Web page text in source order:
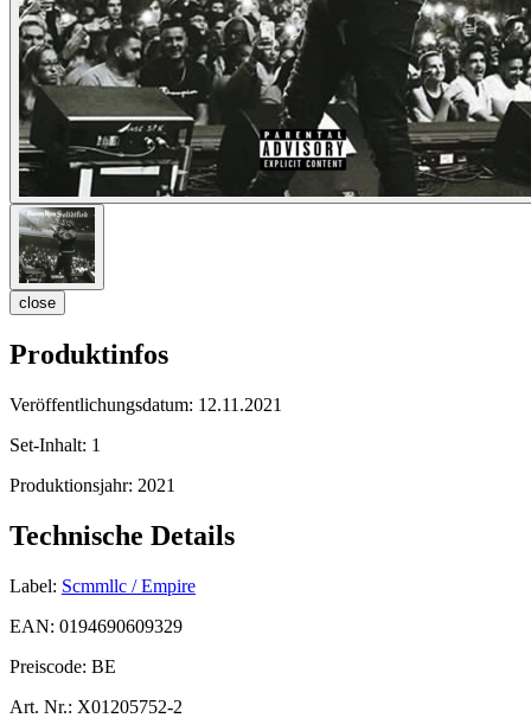
close
Produktinfos
Veröffentlichungsdatum: 12.11.2021
Set-Inhalt: 1
Produktionsjahr: 2021
Technische Details
Label: Scmmllc / Empire
EAN: 0194690609329
Preiscode: BE
Art. Nr.: X01205752-2